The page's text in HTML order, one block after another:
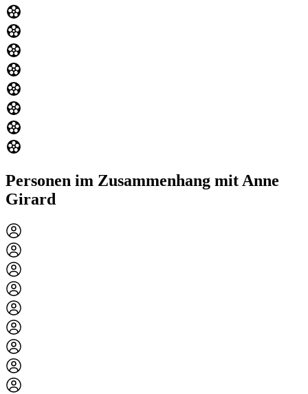
Personen im Zusammenhang mit Anne
Girard